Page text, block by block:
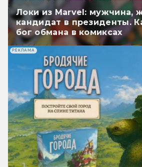
Локи из Marvel: мужчина,
кандидат в президенты.
бог обмана в комиксах
РЕКЛАМА